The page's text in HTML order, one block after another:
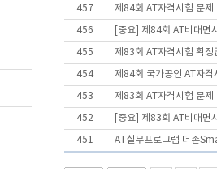
457 제84회 AT자격시험 문
456 [중요] 제84회 AT비대면
455 제83회 AT자격시험 확정
454 제84회 국가공인 AT자격
453 제83회 AT자격시험 문
452 [중요] 제83회 AT비대면
451 AT실무프로그램 더존